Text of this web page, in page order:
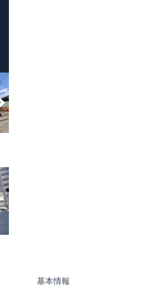
基本情報